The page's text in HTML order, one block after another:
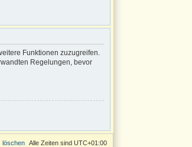
Funktionen zuzugreifen.
Regelungen, bevor
Alle Zeiten sind UTC+01:00
löschen